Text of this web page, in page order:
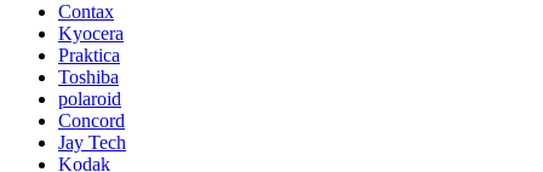
Contax
Kyocera
Praktica
Toshiba
polaroid
Concord
Jay Tech
Kodak